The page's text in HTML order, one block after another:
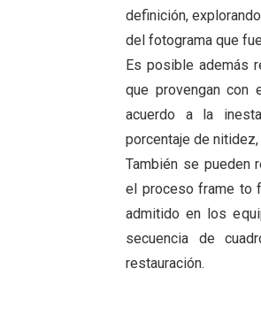
definición,
del fotograma que
Es posible además
que provengan con
acuerdo a la
porcentaje de
También se pueden
el proceso frame to
admitido en los
secuencia de
restauración.